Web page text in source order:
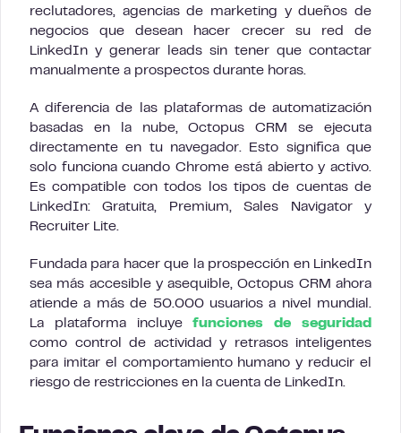
reclutadores, agencias de marketing y dueños de
negocios que desean hacer crecer su red de
LinkedIn y generar leads sin tener que contactar
manualmente a prospectos durante horas.
A diferencia de las plataformas de automatización
basadas en la nube, Octopus CRM se ejecuta
directamente en tu navegador. Esto significa que
solo funciona cuando Chrome está abierto y activo.
Es compatible con todos los tipos de cuentas de
LinkedIn: Gratuita, Premium, Sales Navigator y
Recruiter Lite.
Fundada para hacer que la prospección en LinkedIn
sea más accesible y asequible, Octopus CRM ahora
atiende a más de 50.000 usuarios a nivel mundial.
La plataforma incluyefunciones de seguridad
como control de actividad y retrasos inteligentes
para imitar el comportamiento humano y reducir el
riesgo de restricciones en la cuenta de LinkedIn.